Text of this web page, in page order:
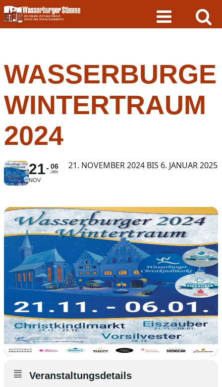
Skip
to
content
WINTERTRAUM
2024
21
NOV
06
JAN
21. NOVEMBER 2024 BIS 6. JANUAR 2025
Veranstaltungsdetails